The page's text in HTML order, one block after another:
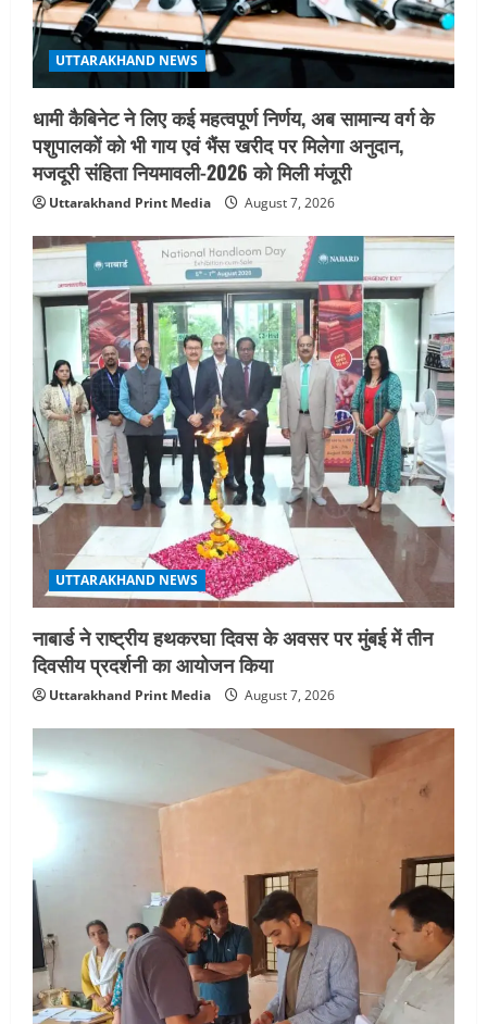
5
UTTARAKHAND NEWS
मिस उत्तराखंड 2026 के सब-कॉन्टेस्ट ‘मिस
ब्यूटीफुल आइज़’ एवं ‘मिस ब्यूटीफुल हेयर’ का
आयोजन
August 5, 2026
UTTARAKHAND NEWS
धामी कैबिनेट ने लिए कई महत्वपूर्ण निर्णय, अब सामान्य वर्ग के
पशुपालकों को भी गाय एवं भैंस खरीद पर मिलेगा अनुदान,
मजदूरी संहिता नियमावली-2026 को मिली मंजूरी
Uttarakhand Print Media August 7, 2026
UTTARAKHAND NEWS
नाबार्ड ने राष्ट्रीय हथकरघा दिवस के अवसर पर मुंबई में तीन
दिवसीय प्रदर्शनी का आयोजन किया
Uttarakhand Print Media August 7, 2026